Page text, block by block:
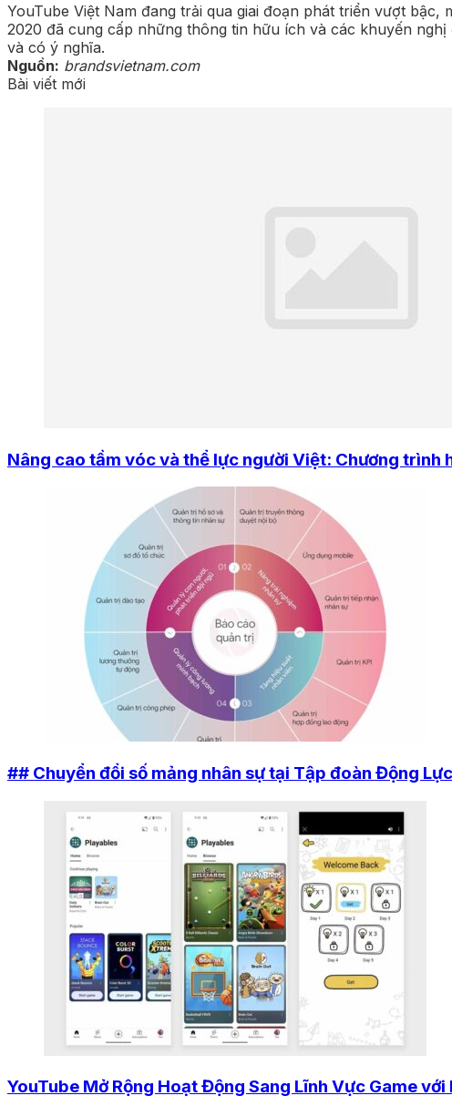
YouTube Việt Nam đang trải qua giai đoạn phát triển vượt
2020 đã cung cấp những thông tin hữu ích và các khuyến
và có ý nghĩa.
Nguồn: brandsvietnam.com
Bài viết mới
Nâng cao tầm vóc và thể lực người Việt: Chương trình
## Chuyển đổi số mảng nhân sự tại Tập đoàn Động
YouTube Mở Rộng Hoạt Động Sang Lĩnh Vực Game